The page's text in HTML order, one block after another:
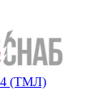
4 (ТМЛ)